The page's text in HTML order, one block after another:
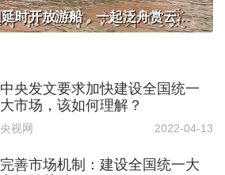
北京多家市属公园延时开放游船，一起泛舟赏云霞！
中央发文要求加快建设全国统一
大市场，该如何理解？
央视网 2022-04-13
完善市场机制：建设全国统一大